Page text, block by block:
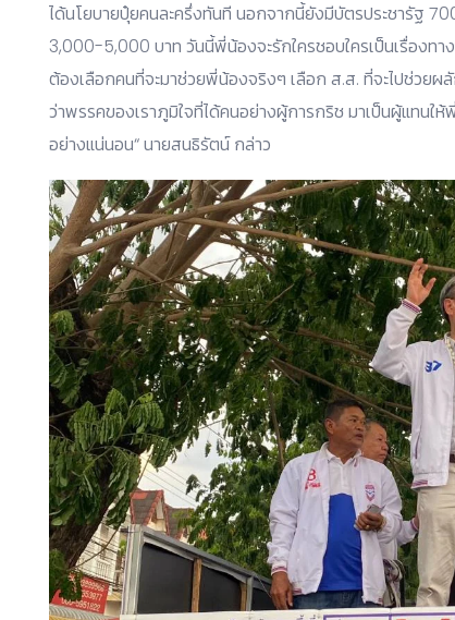
ได้นโยบายปุ๋ยคนละครึ่งทันที นอกจากนี้ยังมีบัตรประชารัฐ
3,000-5,000 บาท วันนี้พี่น้องจะรักใครชอบใครเป็นเรื่องทา
ต้องเลือกคนที่จะมาช่วยพี่น้องจริงๆ เลือก ส.ส. ที่จะไปช่วย
ว่าพรรคของเราภูมิใจที่ได้คนอย่างผู้การกริช มาเป็นผู้แทนใ
อย่างแน่นอน“ นายสนธิรัตน์ กล่าว